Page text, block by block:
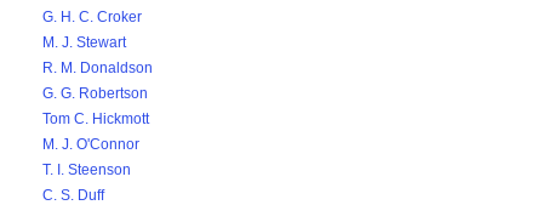
G. H. C. Croker
M. J. Stewart
R. M. Donaldson
G. G. Robertson
Tom C. Hickmott
M. J. O'Connor
T. I. Steenson
C. S. Duff